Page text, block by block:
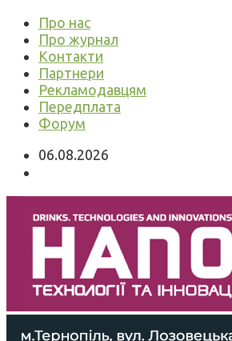
Про нас
Про журнал
Контакти
Партнери
Рекламодавцям
Передплата
Форум
06.08.2026